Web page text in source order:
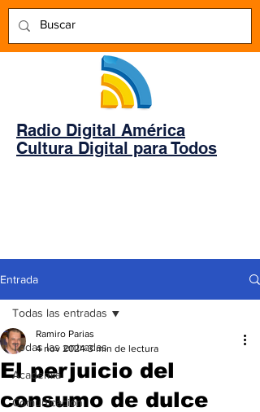
Radio Digital América
Cultura Digital para Todos
Entrada
Todas las entradas
Academia
Comunicación
Todas las entradas
El perjuicio del
consumo de dulce
Ramiro Parias
4 nov 2024 3 min de lectura